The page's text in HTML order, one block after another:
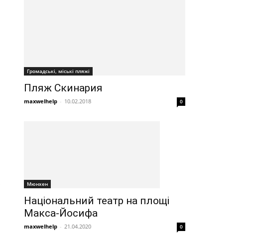
Громадські, міські пляжі
Пляж Скинария
maxwelhelp - 10.02.2018 0
Мюнхен
Національний театр на площі
Макса-Йосифа
maxwelhelp - 21.04.2020 0